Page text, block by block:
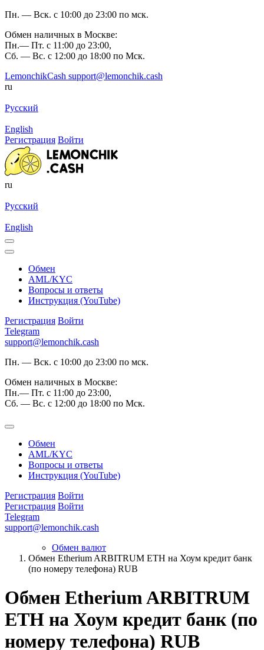
Пн. — Вск. с 10:00 до 23:00 по мск.
Обмен наличных в Москве:
Пн.— Пт. с 11:00 до 23:00,
Сб. — Вс. с 12:00 до 18:00 по Мск.
LemonchikCash support@lemonchik.cash
ru
Русский
English
Регистрация Войти
ru
Русский
English
Обмен
AML/KYC
Вопросы и ответы
Инструкция (YouTube)
Регистрация Войти
Telegram
support@lemonchik.cash
Пн. — Вск. с 10:00 до 23:00 по мск.
Обмен наличных в Москве:
Пн.— Пт. с 11:00 до 23:00,
Сб. — Вс. с 12:00 до 18:00 по Мск.
Обмен
AML/KYC
Вопросы и ответы
Инструкция (YouTube)
Регистрация Войти
Регистрация Войти
Telegram
support@lemonchik.cash
Обмен валют
Обмен Etherium ARBITRUM ETH на Хоум кредит банк
(по номеру телефона) RUB
Обмен Etherium ARBITRUM
ETH на Хоум кредит банк (по
номеру телефона) RUB